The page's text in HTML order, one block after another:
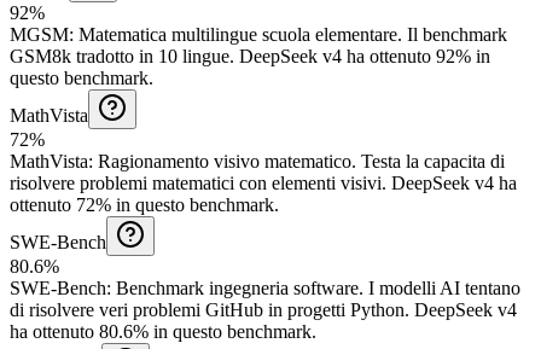
92%
MGSM: Matematica multilingue scuola elementare. Il benchmark
GSM8k tradotto in 10 lingue. DeepSeek v4 ha ottenuto 92% in
questo benchmark.
MathVista
72%
MathVista: Ragionamento visivo matematico. Testa la capacita di
risolvere problemi matematici con elementi visivi. DeepSeek v4 ha
ottenuto 72% in questo benchmark.
SWE-Bench
80.6%
SWE-Bench: Benchmark ingegneria software. I modelli AI tentano
di risolvere veri problemi GitHub in progetti Python. DeepSeek v4
ha ottenuto 80.6% in questo benchmark.